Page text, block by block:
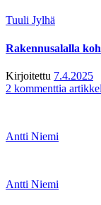
Tuuli Jylhä
Rakennusalalla
Kirjoitettu 7.4.2025
2 kommenttia
Antti Niemi
Antti Niemi